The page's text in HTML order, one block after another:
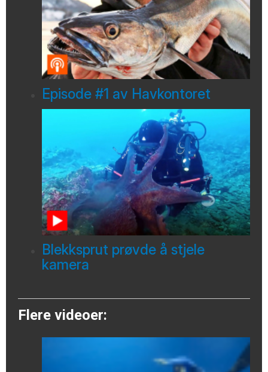
Episode #1 av Havkontoret
Blekksprut prøvde å stjele
kamera
Flere videoer: